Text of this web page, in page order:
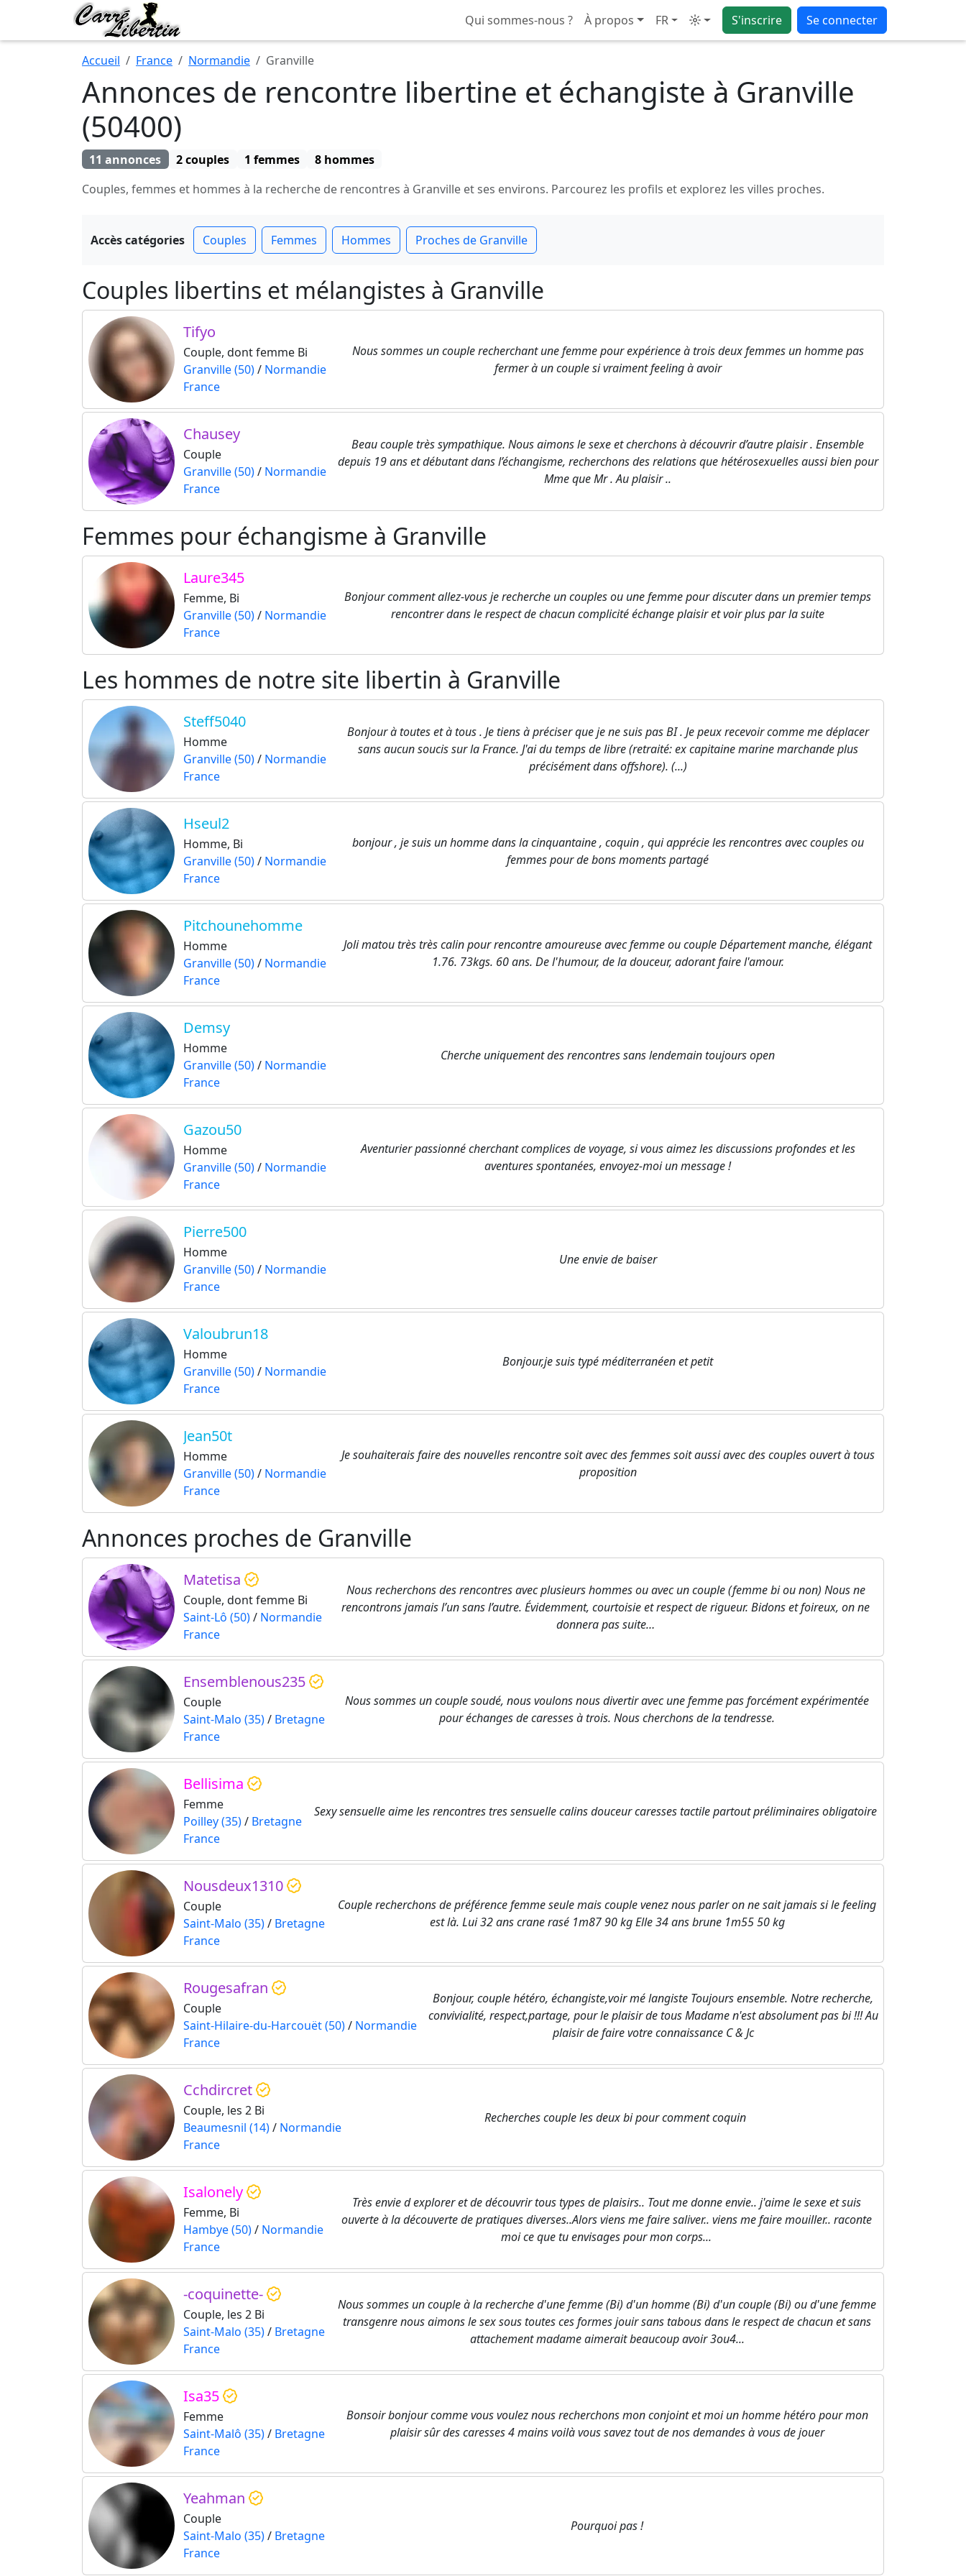
Qui sommes-nous ? À propos FR Mode S'inscrire Se connecter
Accueil France Normandie Granville
Annonces de rencontre libertine et échangiste à Granville
(50400)
11 annonces 2 couples 1 femmes
8 hommes
Couples, femmes et hommes à la recherche de rencontres à Granville et ses environs. Parcourez les profils et explorez les villes proches.
Accès catégories Couples Femmes Hommes Proches de Granville
Couples libertins et mélangistes à Granville
Tifyo
Couple, dont femme Bi
Granville (50)/ Normandie
France
Nous sommes un couple recherchant une femme pour expérience à trois deux femmes un homme pas
fermer à un couple si vraiment feeling à avoir
Chausey
Couple
Granville (50)/ Normandie
France
Beau couple très sympathique. Nous aimons le sexe et cherchons à découvrir d’autre plaisir . Ensemble
depuis 19 ans et débutant dans l’échangisme, recherchons des relations que hétérosexuelles aussi bien pour
Mme que Mr . Au plaisir ..
Femmes pour échangisme à Granville
Laure345
Femme, Bi
Granville (50)/ Normandie
France
Bonjour comment allez-vous je recherche un couples ou une femme pour discuter dans un premier temps
rencontrer dans le respect de chacun complicité échange plaisir et voir plus par la suite
Les hommes de notre site libertin à Granville
Steff5040
Homme
Granville (50)/ Normandie
France
Bonjour à toutes et à tous . Je tiens à préciser que je ne suis pas BI . Je peux recevoir comme me déplacer
sans aucun soucis sur la France. J'ai du temps de libre (retraité: ex capitaine marine marchande plus
précisément dans offshore). (...)
Hseul2
Homme, Bi
Granville (50)/ Normandie
France
bonjour , je suis un homme dans la cinquantaine , coquin , qui apprécie les rencontres avec couples ou
femmes pour de bons moments partagé
Pitchounehomme
Homme
Granville (50)/ Normandie
France
Joli matou très très calin pour rencontre amoureuse avec femme ou couple Département manche, élégant
1.76. 73kgs. 60 ans. De l'humour, de la douceur, adorant faire l'amour.
Demsy
Homme
Granville (50)/ Normandie
France
Cherche uniquement des rencontres sans lendemain toujours open
Gazou50
Homme
Granville (50)/ Normandie
France
Aventurier passionné cherchant complices de voyage, si vous aimez les discussions profondes et les
aventures spontanées, envoyez-moi un message !
Pierre500
Homme
Granville (50)/ Normandie
France
Une envie de baiser
Valoubrun18
Homme
Granville (50)/ Normandie
France
Bonjour,je suis typé méditerranéen et petit
Jean50t
Homme
Granville (50)/ Normandie
France
Je souhaiterais faire des nouvelles rencontre soit avec des femmes soit aussi avec des couples ouvert à tous
proposition
Annonces proches de Granville
Matetisa
Couple, dont femme Bi
Saint-Lô (50)/ Normandie
France
Nous recherchons des rencontres avec plusieurs hommes ou avec un couple (femme bi ou non) Nous ne
rencontrons jamais l’un sans l’autre. Évidemment, courtoisie et respect de rigueur. Bidons et foireux, on ne
donnera pas suite…
Ensemblenous235
Couple
Saint-Malo (35)/ Bretagne
France
Nous sommes un couple soudé, nous voulons nous divertir avec une femme pas forcément expérimentée
pour échanges de caresses à trois. Nous cherchons de la tendresse.
Bellisima
Femme
Poilley (35)/ Bretagne
France
Sexy sensuelle aime les rencontres tres sensuelle calins douceur caresses tactile partout préliminaires obligatoire
Nousdeux1310
Couple
Saint-Malo (35)/ Bretagne
France
Couple recherchons de préférence femme seule mais couple venez nous parler on ne sait jamais si le feeling
est là. Lui 32 ans crane rasé 1m87 90 kg Elle 34 ans brune 1m55 50 kg
Rougesafran
Couple
Saint-Hilaire-du-Harcouët (50)/ Normandie
France
Bonjour, couple hétéro, échangiste,voir mé langiste Toujours ensemble. Notre recherche,
convivialité, respect,partage, pour le plaisir de tous Madame n'est absolument pas bi !!! Au
plaisir de faire votre connaissance C & Jc
Cchdircret
Couple, les 2 Bi
Beaumesnil (14)/ Normandie
France
Recherches couple les deux bi pour comment coquin
Isalonely
Femme, Bi
Hambye (50)/ Normandie
France
Très envie d explorer et de découvrir tous types de plaisirs.. Tout me donne envie.. j'aime le sexe et suis
ouverte à la découverte de pratiques diverses..Alors viens me faire saliver.. viens me faire mouiller.. raconte
moi ce que tu envisages pour mon corps...
-coquinette-
Couple, les 2 Bi
Saint-Malo (35)/ Bretagne
France
Nous sommes un couple à la recherche d'une femme (Bi) d'un homme (Bi) d'un couple (Bi) ou d'une femme
transgenre nous aimons le sex sous toutes ces formes jouir sans tabous dans le respect de chacun et sans
attachement madame aimerait beaucoup avoir 3ou4...
Isa35
Femme
Saint-Malô (35)/ Bretagne
France
Bonsoir bonjour comme vous voulez nous recherchons mon conjoint et moi un homme hétéro pour mon
plaisir sûr des caresses 4 mains voilà vous savez tout de nos demandes à vous de jouer
Yeahman
Couple
Saint-Malo (35)/ Bretagne
France
Pourquoi pas !